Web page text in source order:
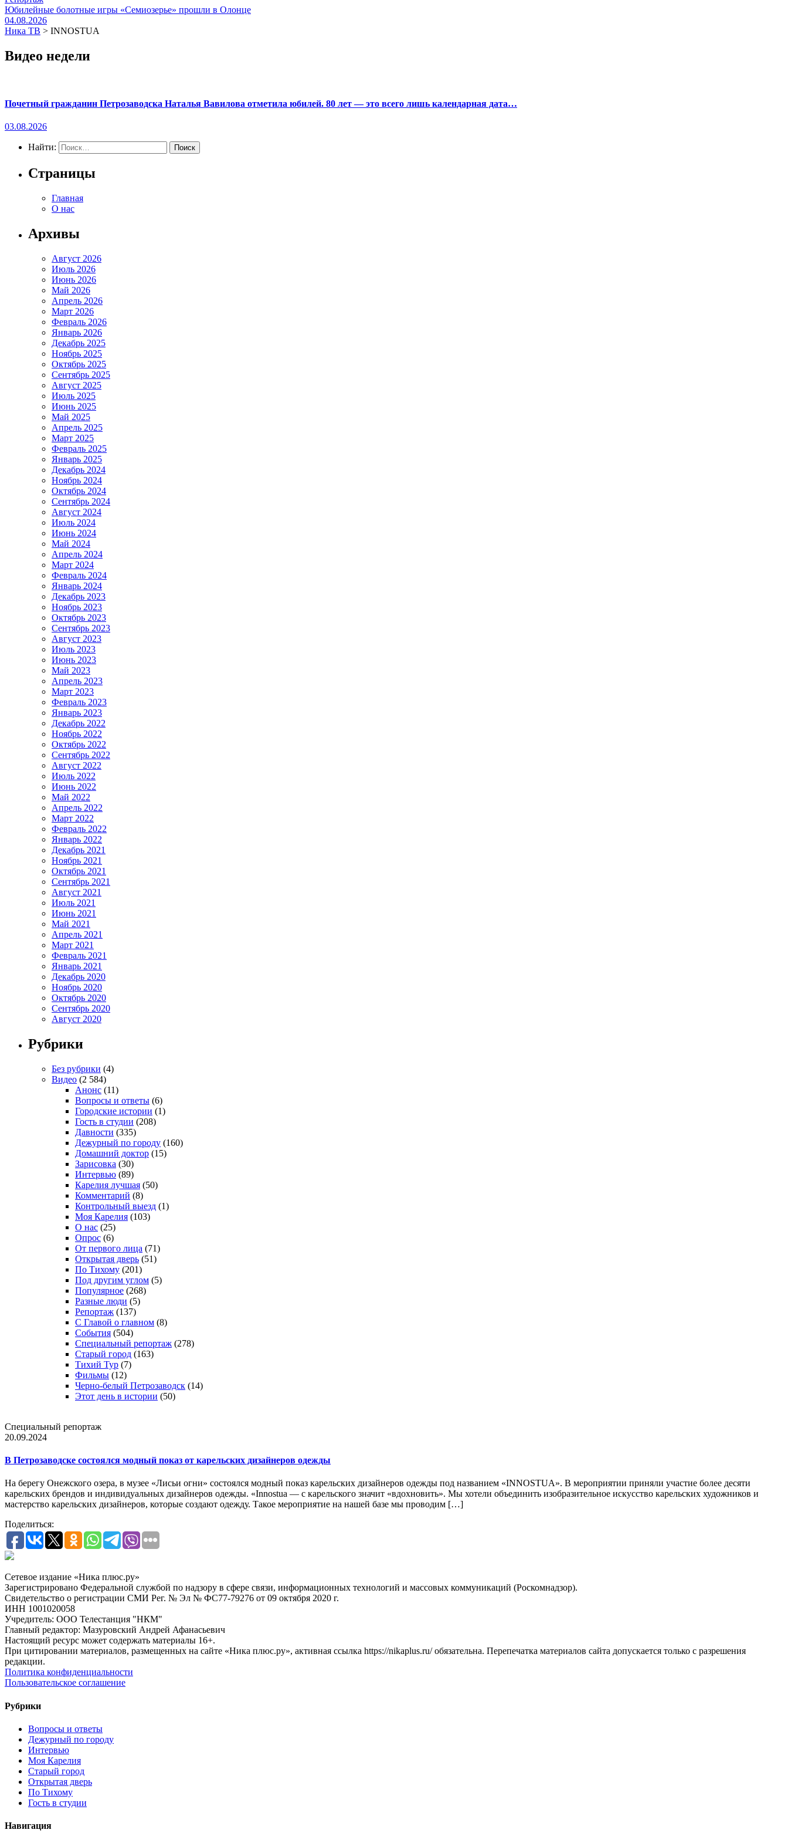
Юбилейные болотные игры «Семиозерье» прошли в Олонце
04.08.2026
Ника ТВ > INNOSTUA
Видео недели
Почетный гражданин Петрозаводска Наталья Вавилова отметила юбилей. 80 лет — это всего лишь календарная дата…
03.08.2026
Найти:
Страницы
Главная
О нас
Архивы
Август 2026
Июль 2026
Июнь 2026
Май 2026
Апрель 2026
Март 2026
Февраль 2026
Январь 2026
Декабрь 2025
Ноябрь 2025
Октябрь 2025
Сентябрь 2025
Август 2025
Июль 2025
Июнь 2025
Май 2025
Апрель 2025
Март 2025
Февраль 2025
Январь 2025
Декабрь 2024
Ноябрь 2024
Октябрь 2024
Сентябрь 2024
Август 2024
Июль 2024
Июнь 2024
Май 2024
Апрель 2024
Март 2024
Февраль 2024
Январь 2024
Декабрь 2023
Ноябрь 2023
Октябрь 2023
Сентябрь 2023
Август 2023
Июль 2023
Июнь 2023
Май 2023
Апрель 2023
Март 2023
Февраль 2023
Январь 2023
Декабрь 2022
Ноябрь 2022
Октябрь 2022
Сентябрь 2022
Август 2022
Июль 2022
Июнь 2022
Май 2022
Апрель 2022
Март 2022
Февраль 2022
Январь 2022
Декабрь 2021
Ноябрь 2021
Октябрь 2021
Сентябрь 2021
Август 2021
Июль 2021
Июнь 2021
Май 2021
Апрель 2021
Март 2021
Февраль 2021
Январь 2021
Декабрь 2020
Ноябрь 2020
Октябрь 2020
Сентябрь 2020
Август 2020
Рубрики
Без рубрики (4)
Видео (2 584)
Анонс (11)
Вопросы и ответы (6)
Городские истории (1)
Гость в студии (208)
Давности (335)
Дежурный по городу (160)
Домашний доктор (15)
Зарисовка (30)
Интервью (89)
Карелия лучшая (50)
Комментарий (8)
Контрольный выезд (1)
Моя Карелия (103)
О нас (25)
Опрос (6)
От первого лица (71)
Открытая дверь (51)
По Тихому (201)
Под другим углом (5)
Популярное (268)
Разные люди (5)
Репортаж (137)
С Главой о главном (8)
События (504)
Специальный репортаж (278)
Старый город (163)
Тихий Тур (7)
Фильмы (12)
Черно-белый Петрозаводск (14)
Этот день в истории (50)
Специальный репортаж
20.09.2024
В Петрозаводске состоялся модный показ от карельских дизайнеров одежды
На берегу Онежского озера, в музее «Лисьи огни» состоялся модный показ карельских дизайнеров одежды под названием «INNOSTUA». В мероприятии приняли участие более десяти
карельских брендов и индивидуальных дизайнеров одежды. «Innostua — с карельского значит «вдохновить». Мы хотели объединить изобразительное искусство карельских художников и
мастерство карельских дизайнеров, которые создают одежду. Такое мероприятие на нашей базе мы проводим […]
Поделиться:
Сетевое издание «Ника плюс.ру»
Зарегистрировано Федеральной службой по надзору в сфере связи, информационных технологий и массовых коммуникаций (Роскомнадзор).
Свидетельство о регистрации СМИ Рег. № Эл № ФС77-79276 от 09 октября 2020 г.
ИНН 1001020058
Учредитель: ООО Телестанция "НКМ"
Главный редактор: Мазуровский Андрей Афанасьевич
Настоящий ресурс может содержать материалы 16+.
При цитировании материалов, размещенных на сайте «Ника плюс.ру», активная ссылка https://nikaplus.ru/ обязательна. Перепечатка материалов сайта допускается только с разрешения
редакции.
Политика конфиденциальности
Пользовательское соглашение
Рубрики
Вопросы и ответы
Дежурный по городу
Интервью
Моя Карелия
Старый город
Открытая дверь
По Тихому
Гость в студии
Навигация